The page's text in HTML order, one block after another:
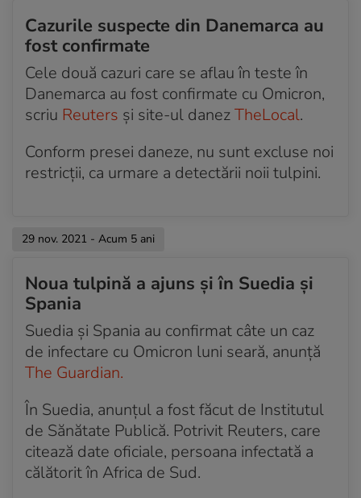
Cazurile suspecte din Danemarca au
fost confirmate
Cele două cazuri care se aflau în teste în
Danemarca au fost confirmate cu Omicron,
scriu Reuters și site-ul danezTheLocal.
Conform presei daneze, nu sunt excluse noi
restricții, ca urmare a detectării noii tulpini.
29 nov. 2021 - Acum 5 ani
Noua tulpină a ajuns și în Suedia și
Spania
Suedia și Spania au confirmat câte un caz
de infectare cu Omicron luni seară, anunță
The Guardian.
În Suedia, anunțul a fost făcut de Institutul
de Sănătate Publică. Potrivit Reuters, care
citează date oficiale, persoana infectată a
călătorit în Africa de Sud.